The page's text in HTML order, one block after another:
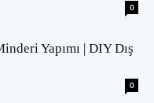
0
Yapımı | DIY Dış
0